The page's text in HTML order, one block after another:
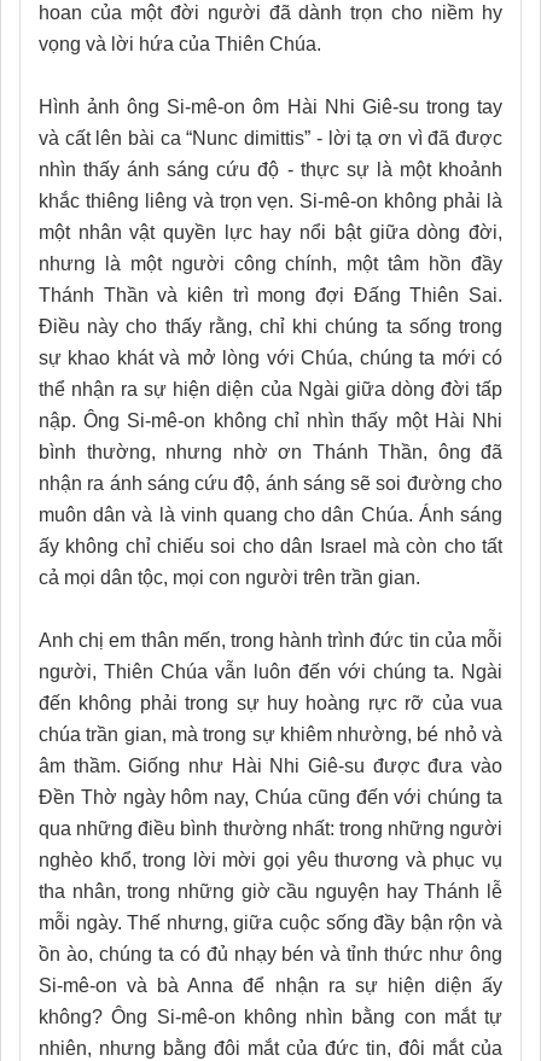
hoan của một đời người đã dành trọn cho niềm hy
vọng và lời hứa của Thiên Chúa.
Hình ảnh ông Si-mê-on ôm Hài Nhi Giê-su trong tay
và cất lên bài ca “Nunc dimittis” - lời tạ ơn vì đã được
nhìn thấy ánh sáng cứu độ - thực sự là một khoảnh
khắc thiêng liêng và trọn vẹn. Si-mê-on không phải là
một nhân vật quyền lực hay nổi bật giữa dòng đời,
nhưng là một người công chính, một tâm hồn đầy
Thánh Thần và kiên trì mong đợi Đấng Thiên Sai.
Điều này cho thấy rằng, chỉ khi chúng ta sống trong
sự khao khát và mở lòng với Chúa, chúng ta mới có
thể nhận ra sự hiện diện của Ngài giữa dòng đời tấp
nập. Ông Si-mê-on không chỉ nhìn thấy một Hài Nhi
bình thường, nhưng nhờ ơn Thánh Thần, ông đã
nhận ra ánh sáng cứu độ, ánh sáng sẽ soi đường cho
muôn dân và là vinh quang cho dân Chúa. Ánh sáng
ấy không chỉ chiếu soi cho dân Israel mà còn cho tất
cả mọi dân tộc, mọi con người trên trần gian.
Anh chị em thân mến, trong hành trình đức tin của mỗi
người, Thiên Chúa vẫn luôn đến với chúng ta. Ngài
đến không phải trong sự huy hoàng rực rỡ của vua
chúa trần gian, mà trong sự khiêm nhường, bé nhỏ và
âm thầm. Giống như Hài Nhi Giê-su được đưa vào
Đền Thờ ngày hôm nay, Chúa cũng đến với chúng ta
qua những điều bình thường nhất: trong những người
nghèo khổ, trong lời mời gọi yêu thương và phục vụ
tha nhân, trong những giờ cầu nguyện hay Thánh lễ
mỗi ngày. Thế nhưng, giữa cuộc sống đầy bận rộn và
ồn ào, chúng ta có đủ nhạy bén và tỉnh thức như ông
Si-mê-on và bà Anna để nhận ra sự hiện diện ấy
không? Ông Si-mê-on không nhìn bằng con mắt tự
nhiên, nhưng bằng đôi mắt của đức tin, đôi mắt của